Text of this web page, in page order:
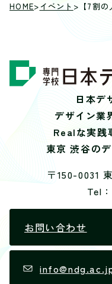
HOME>イベント > 【7割
日本デ
デザイン業
Realな実践
東京 渋谷の
〒150-0031
Tel
お問い合わせ